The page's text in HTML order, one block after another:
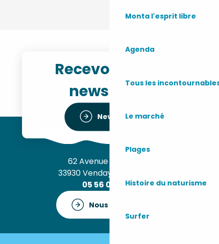
Monta l'esprit libre
Agenda
Tous les
Le marché
Plages
Histoire du naturisme
Surfer
Recevoir notre
newsletter
Newsletter
62 Avenue de l’Océan
33930 Vendays-Montalivet
05 56 09 30 12
Nous contacter